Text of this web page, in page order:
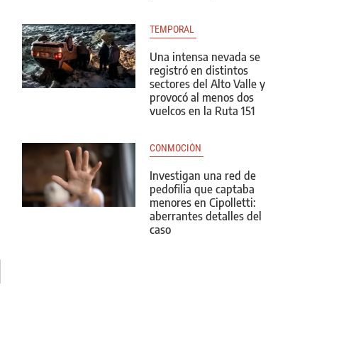
TEMPORAL
Una intensa nevada se
registró en distintos
sectores del Alto Valle y
provocó al menos dos
vuelcos en la Ruta 151
CONMOCIÓN
Investigan una red de
pedofilia que captaba
menores en Cipolletti:
aberrantes detalles del
caso